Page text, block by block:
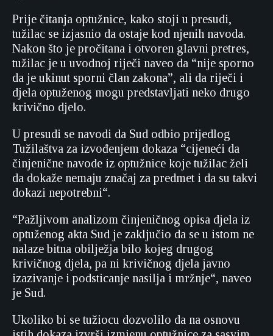
Prije čitanja optužnice, kako stoji u presudi,
tužilac se izjasnio da ostaje kod njenih navoda.
Nakon što je pročitana i otvoren glavni pretres,
tužilac je u uvodnoj riječi naveo da “nije sporno
da je ukinut sporni član zakona”, ali da riječi i
djela optuženog mogu predstavljati neko drugo
krivično djelo.
U presudi se navodi da Sud odbio prijedlog
Tužilaštva za izvođenjem dokaza “cijeneći da
činjenične navode iz optužnice koje tužilac želi
da dokaže nemaju značaj za predmet i da su takvi
dokazi nepotrebni“.
“Pažljivom analizom činjeničnog opisa djela iz
optuženog akta Sud je zaključio da se u istom ne
nalaze bitna obilježja bilo kojeg drugog
krivičnog djela, pa ni krivičnog djela javno
izazivanje i podsticanje nasilja i mržnje“, naveo
je Sud.
Ukoliko bi se tužiocu dozvolilo da na osnovu